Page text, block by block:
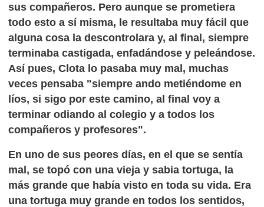
sus compañeros. Pero aunque se prometiera
todo esto a sí misma, le resultaba muy fácil que
alguna cosa la descontrolara y, al final, siempre
terminaba castigada, enfadándose y peleándose.
Así pues, Clota lo pasaba muy mal, muchas
veces pensaba "siempre ando metiéndome en
líos, si sigo por este camino, al final voy a
terminar odiando al colegio y a todos los
compañeros y profesores".
En uno de sus peores días, en el que se sentía
mal, se topó con una vieja y sabia tortuga, la
más grande que había visto en toda su vida. Era
una tortuga muy grande en todos los sentidos,